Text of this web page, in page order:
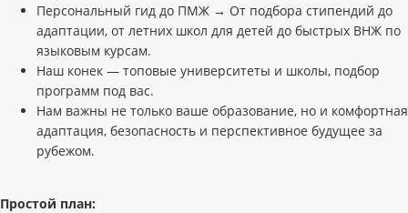
Персональный гид до ПМЖ → От подбора стипендий до
адаптации, от летних школ для детей до быстрых ВНЖ по
языковым курсам.
Наш конек — топовые университеты и школы, подбор
программ под вас.
Нам важны не только ваше образование, но и комфортная
адаптация, безопасность и перспективное будущее за
рубежом.
Простой план: